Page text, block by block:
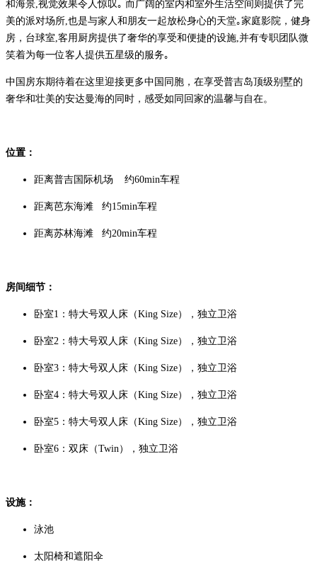
和海景,视觉效果令人惊叹｡ 而广阔的室内和室外生活空间则提供了完
美的派对场所,也是与家人和朋友一起放松身心的天堂｡家庭影院，健身
房，台球室,客用厨房提供了奢华的享受和便捷的设施,并有专职团队微
笑着为每一位客人提供五星级的服务｡
中国房东期待着在这里迎接更多中国同胞，在享受普吉岛顶级别墅的
奢华和壮美的安达曼海的同时，感受如同回家的温馨与自在。
位置：
距离普吉国际机场 约60min车程
距离芭东海滩 约15min车程
距离苏林海滩 约20min车程
房间细节：
卧室1：特大号双人床（King Size），独立卫浴
卧室2：特大号双人床 （King Size） ，独立卫浴
卧室3：特大号双人床 （King Size） ，独立卫浴
卧室4：特大号双人床 （King Size） ，独立卫浴
卧室5：特大号双人床 （King Size） ，独立卫浴
卧室6：双床（Twin），独立卫浴
设施：
泳池
太阳椅和遮阳伞